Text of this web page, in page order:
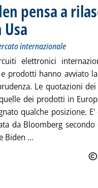
pensa a
internazionale
elettronici
prodotti hanno avviato
Le quotazioni
dei prodotti in
qualche posizione.
da Bloomberg
Biden ...